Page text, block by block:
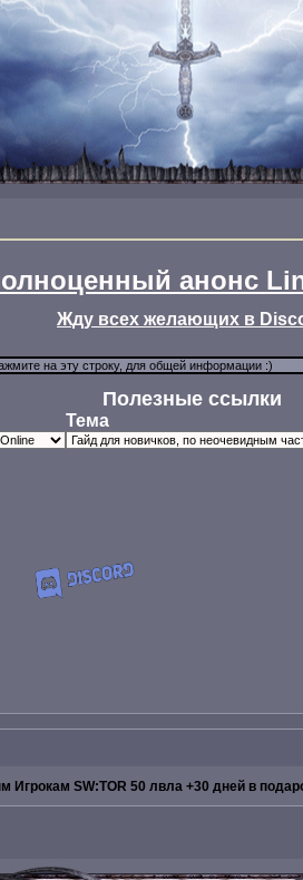
анонс
Жду всех желающих в
Полезные ссылки
Тема
Игрокам SW:TOR 50 лвла +30 дней в